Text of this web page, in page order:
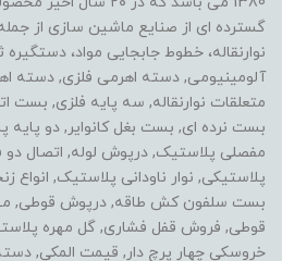
گسترده ای از صنایع ماشین سازی از جمله
نوارنقاله، خطوط جابجایی مواد،
آلومینیومی, دسته اهرمی فلزی, دسته
متعلقات نوارنقاله, سه پایه فلزی,
بست نرده ای, بست بغل کانوایر, دو پایه
مفصلی پلاستیک, درپوش لوله, اتصال دو
پلاستیکی, نوار ناودانی پلاستیک, انواع
بست سلفون کش طاقه, درپوش قوطی,
قوطی, فروش قفل فشاری, گل مهره
خروسکی چهار پرچ دار, قیمت المکی,